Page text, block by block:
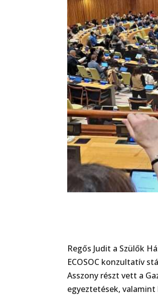
Regős Judit a Szülők
ECOSOC konzultatív
Asszony részt vett a
egyeztetések,